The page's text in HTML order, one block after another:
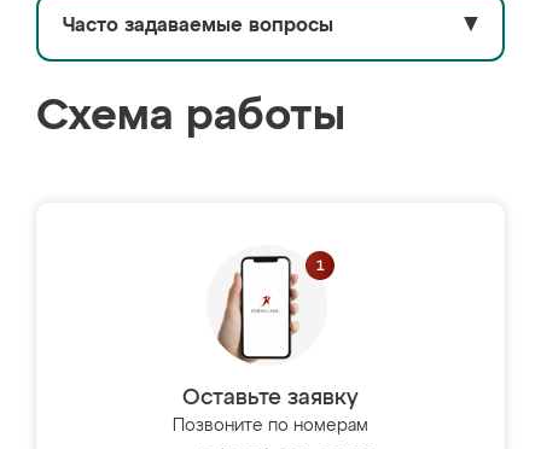
Часто задаваемые вопросы ▼
Схема работы
Оставьте заявку
Позвоните по номерам